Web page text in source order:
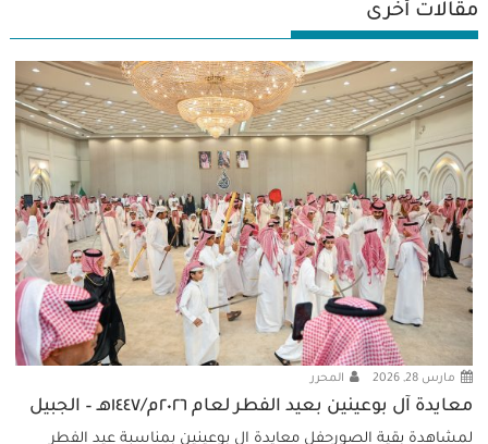
مقالات أخرى
مارس 28, 2026 المحرر
معايدة آل بوعينين بعيد الفطر لعام ٢٠٢٦م/١٤٤٧هـ – الجبيل
لمشاهدة بقية الصورحفل معايدة ال بوعينين بمناسبة عيد الفطر